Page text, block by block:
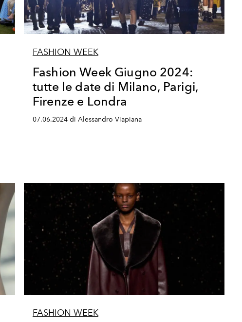
FASHION WEEK
Fashion Week Giugno 2024:
tutte le date di Milano, Parigi,
Firenze e Londra
07.06.2024 di Alessandro Viapiana
FASHION WEEK